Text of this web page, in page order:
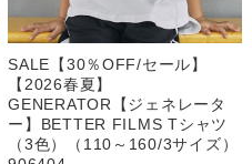
SALE【30％OFF/セール】
【2026春夏】
GENERATOR【ジェネレータ
ー】BETTER FILMS Tシャツ
（3色）（110～160/3サイズ）